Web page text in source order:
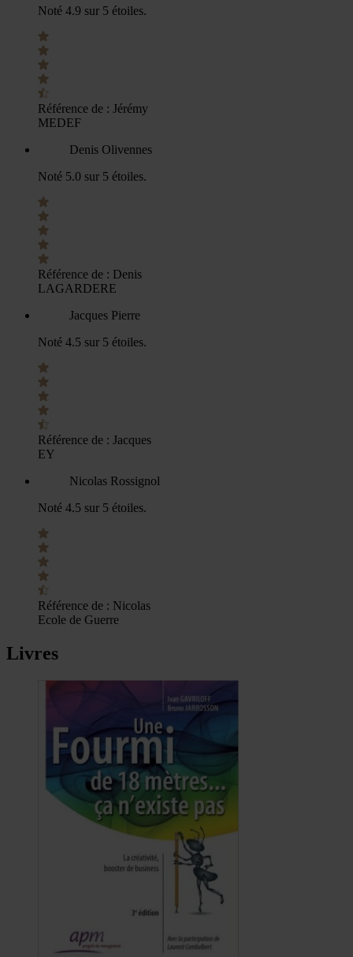
Noté 4.9 sur 5 étoiles.
Référence de : Jérémy
MEDEF
Denis Olivennes
Noté 5.0 sur 5 étoiles.
Référence de : Denis
LAGARDERE
Jacques Pierre
Noté 4.5 sur 5 étoiles.
Référence de : Jacques
EY
Nicolas Rossignol
Noté 4.5 sur 5 étoiles.
Référence de : Nicolas
Ecole de Guerre
Livres